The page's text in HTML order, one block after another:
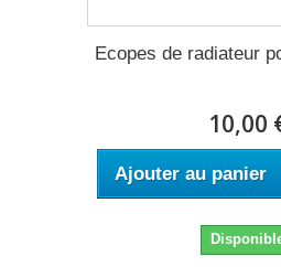
Ecopes de radiateur
10,00
Ajouter au panier